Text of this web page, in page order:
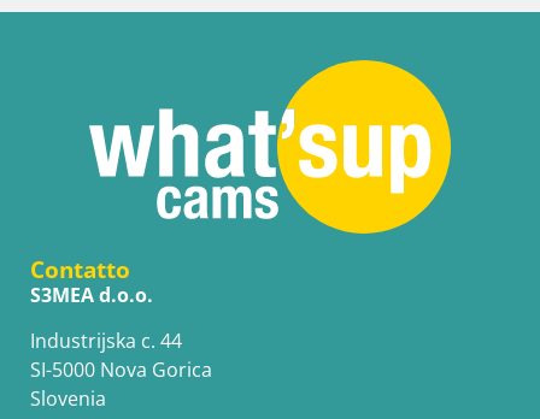
Contatto
S3MEA d.o.o.
Industrijska c. 44
SI-5000 Nova Gorica
Slovenia